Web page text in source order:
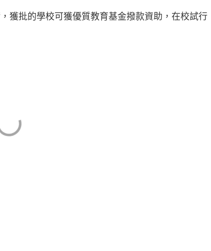
獲批的學校可獲優質教育基金撥款資助，在校試行